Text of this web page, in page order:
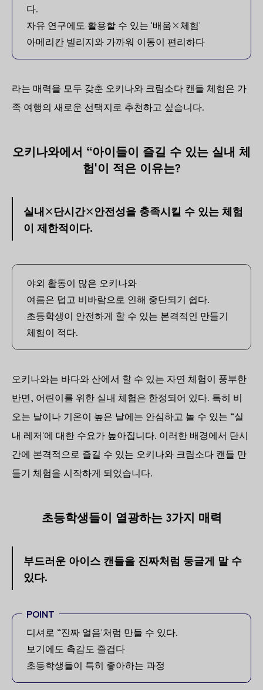
다.
자유 연구에도 활용할 수 있는 '배움×체험'
아메리칸 빌리지와 가까워 이동이 편리하다
라는 매력을 모두 갖춘 오키나와 크림소다 캔들 체험은 가
족 여행의 새로운 선택지로 추천하고 싶습니다.
오키나와에서 “아이들이 즐길 수 있는 실내 체
험'이 적은 이유는?
실내×단시간×안전성을 충족시킬 수 있는 체험
이 제한적이다.
야외 활동이 많은 오키나와
여름은 덥고 비바람으로 인해 중단되기 쉽다.
초등학생이 안전하게 할 수 있는 본격적인 만들기
체험이 적다.
오키나와는 바다와 산에서 할 수 있는 자연 체험이 풍부한
반면, 어린이를 위한 실내 체험은 한정되어 있다. 특히 비
오는 날이나 기온이 높은 날에는 안심하고 놀 수 있는 “실
내 레저'에 대한 수요가 높아집니다. 이러한 배경에서 단시
간에 본격적으로 즐길 수 있는 오키나와 크림소다 캔들 만
들기 체험을 시작하게 되었습니다.
초등학생들이 열광하는 3가지 매력
부드러운 아이스 캔들을 진짜처럼 둥글게 말 수
있다.
POINT
디셔로 “진짜 얼음'처럼 만들 수 있다.
보기에도 촉감도 즐겁다
초등학생들이 특히 좋아하는 과정